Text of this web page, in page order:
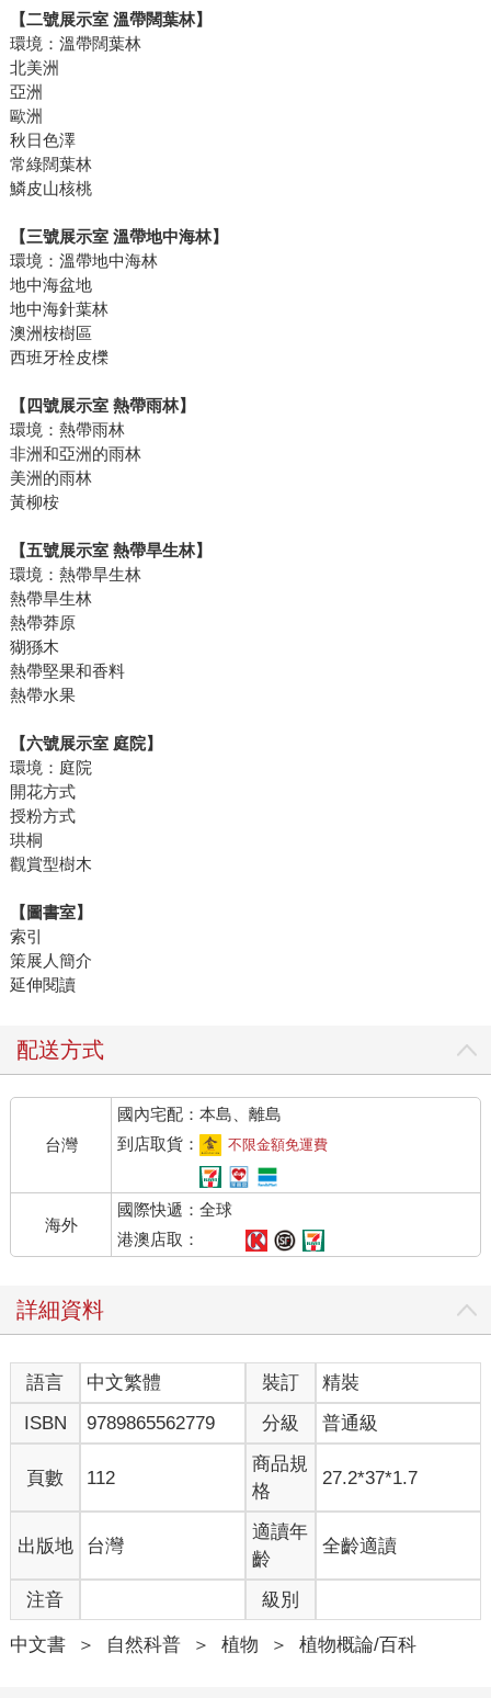
【二號展示室 溫帶闊葉林】
環境：溫帶闊葉林
北美洲
亞洲
歐洲
秋日色澤
常綠闊葉林
鱗皮山核桃
【三號展示室 溫帶地中海林】
環境：溫帶地中海林
地中海盆地
地中海針葉林
澳洲桉樹區
西班牙栓皮櫟
【四號展示室 熱帶雨林】
環境：熱帶雨林
非洲和亞洲的雨林
美洲的雨林
黃柳桉
【五號展示室 熱帶旱生林】
環境：熱帶旱生林
熱帶旱生林
熱帶莽原
猢猻木
熱帶堅果和香料
熱帶水果
【六號展示室 庭院】
環境：庭院
開花方式
授粉方式
珙桐
觀賞型樹木
【圖書室】
索引
策展人簡介
延伸閱讀
配送方式
台灣
國內宅配：本島、離島
到店取貨：
不限金額免運費
海外
國際快遞：全球
港澳店取：
詳細資料
語言 中文繁體 裝訂
精裝
ISBN
9789865562779 分級 普通級
頁數 112
商品規
格
27.2*37*1.7
出版地 台灣
適讀年
齡
全齡適讀
注音 級別
中文書 ＞ 自然科普 ＞ 植物 ＞ 植物概論/百科